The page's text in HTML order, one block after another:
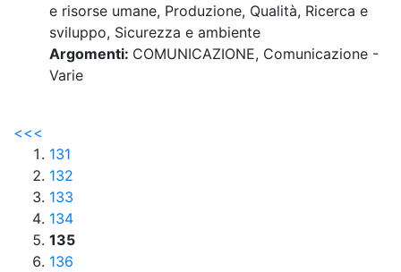
e risorse umane, Produzione, Qualità, Ricerca e
sviluppo, Sicurezza e ambiente
Argomenti: COMUNICAZIONE, Comunicazione -
Varie
<<<
131
132
133
134
135
136